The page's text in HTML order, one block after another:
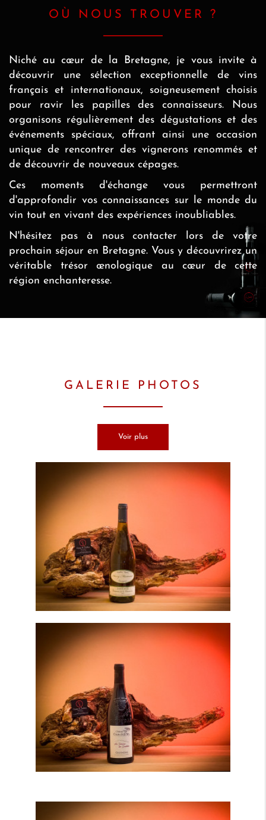
OÙ NOUS TROUVER ?
Niché au cœur de la Bretagne, je vous invite à
découvrir une sélection exceptionnelle de vins
français et internationaux, soigneusement choisis
pour ravir les papilles des connaisseurs. Nous
organisons régulièrement des dégustations et des
événements spéciaux, offrant ainsi une occasion
unique de rencontrer des vignerons renommés et
de découvrir de nouveaux cépages.
Ces moments d'échange vous permettront
d'approfondir vos connaissances sur le monde du
vin tout en vivant des expériences inoubliables.
N'hésitez pas à nous contacter lors de votre
prochain séjour en Bretagne. Vous y découvrirez un
véritable trésor œnologique au cœur de cette
région enchanteresse.
GALERIE PHOTOS
Voir plus